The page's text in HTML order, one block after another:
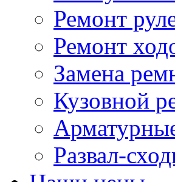
Ремонт
Ремонт
Замена
Кузовной
Развал-